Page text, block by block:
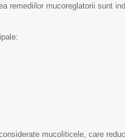
remediilor mucoreglatorii sunt
mucoliticele, care